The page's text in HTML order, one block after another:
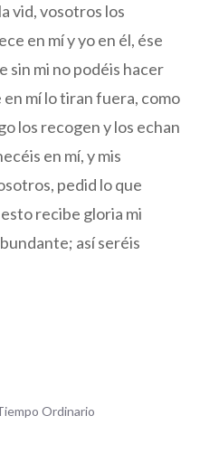
vid, vosotros los
en mí y yo en él, ése
sin mi no podéis hacer
mí lo tiran fuera, como
los recogen y los echan
en mí, y mis
pedid lo que
recibe gloria mi
así seréis
Ordinario